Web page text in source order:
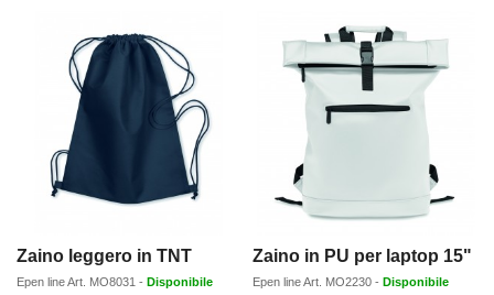
Zaino leggero in TNT
Epen lineArt. MO8031 - Disponibile
Zaino in PU per laptop 15"
Epen lineArt. MO2230 - Disponibile